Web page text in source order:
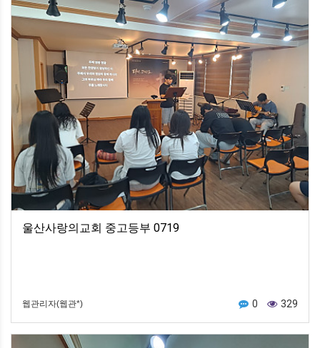
울산사랑의교회 중고등부 0719
웹관리자(웹관*) 0 329